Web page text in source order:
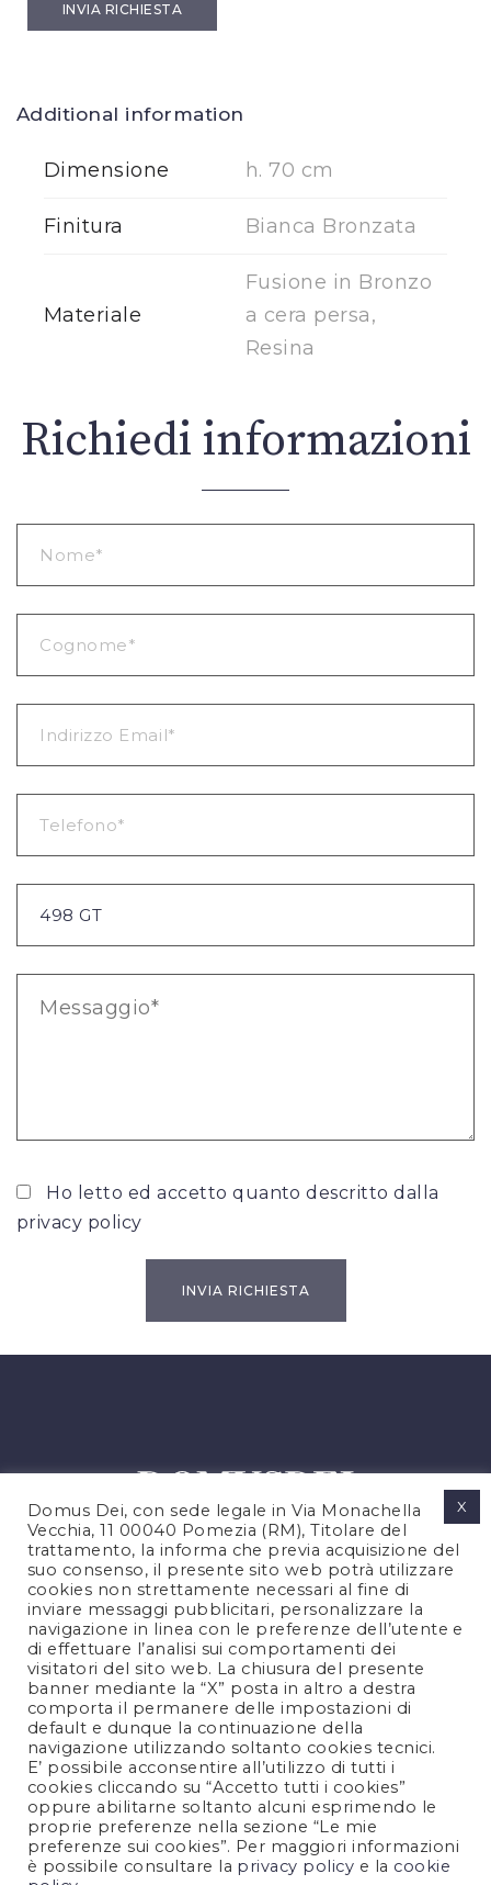
INVIA RICHIESTA
Additional information
Dimensione h. 70 cm
Finitura Bianca Bronzata
Materiale
Fusione in Bronzo
a cera persa,
Resina
Richiedi informazioni
Ho letto ed accetto quanto descritto dalla
privacy policy
PRIVACY POLICY
COOKIES POLICY
NOTE LEGALI
CONTATTACI
FOLLOW US
Domus Dei, con sede legale in Via Monachella
Vecchia, 11 00040 Pomezia (RM), Titolare del
trattamento, la informa che previa acquisizione del
suo consenso, il presente sito web potrà utilizzare
cookies non strettamente necessari al fine di
inviare messaggi pubblicitari, personalizzare la
navigazione in linea con le preferenze dell’utente e
di effettuare l’analisi sui comportamenti dei
visitatori del sito web. La chiusura del presente
banner mediante la “X” posta in altro a destra
comporta il permanere delle impostazioni di
default e dunque la continuazione della
navigazione utilizzando soltanto cookies tecnici.
E’ possibile acconsentire all’utilizzo di tutti i
cookies cliccando su “Accetto tutti i cookies”
oppure abilitarne soltanto alcuni esprimendo le
proprie preferenze nella sezione “Le mie
preferenze sui cookies”. Per maggiori informazioni
è possibile consultare la privacy policy e la cookie
X